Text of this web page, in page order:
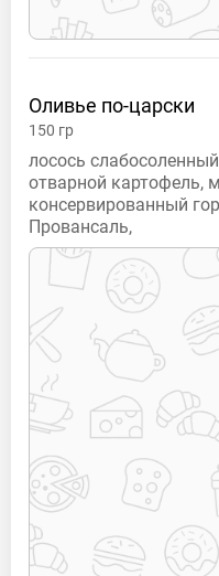
Оливье по-царски
150 гр
лосось
отварной картофель,
консервированный
Провансаль,